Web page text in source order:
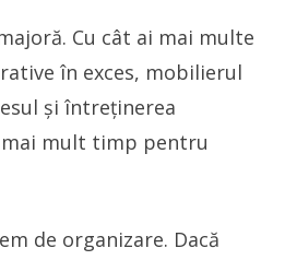
Cu cât ai mai multe
în exces, mobilierul
și întreținerea
mult timp pentru
de organizare. Dacă